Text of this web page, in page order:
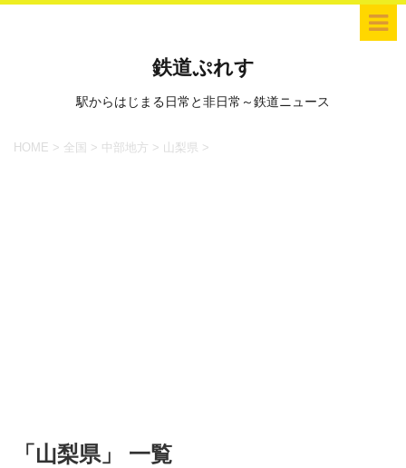
鉄道ぷれす
駅からはじまる日常と非日常～鉄道ニュース
HOME > 全国 > 中部地方 > 山梨県 >
「山梨県」 一覧